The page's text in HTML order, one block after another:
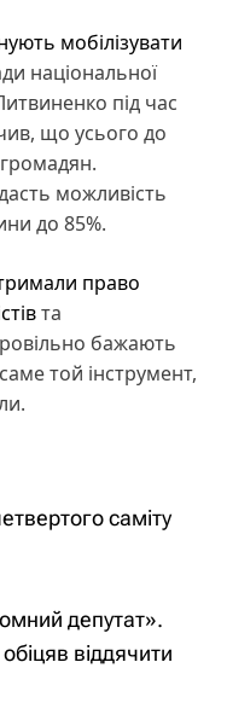
мобілізувати
національної
під час
що усього до
можливість
до 85%.
право
та
бажають
той інструмент,
саміту
депутат».
віддячити